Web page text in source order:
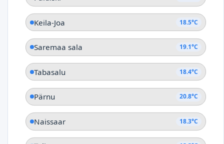
Keila-Joa 18.5°C
Saremaa sala 19.1°C
Tabasalu 18.4°C
Pärnu 20.8°C
Naissaar 18.3°C